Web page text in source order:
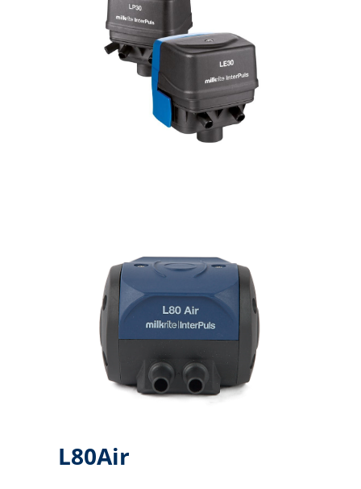
L80Air